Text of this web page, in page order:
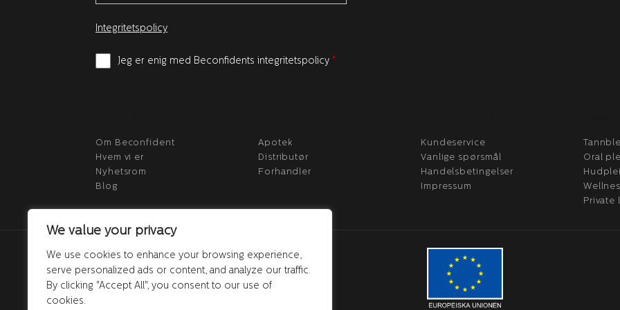
We value your privacy
We use cookies to enhance your browsing experience,
serve personalized ads or content, and analyze our traffic.
By clicking "Accept All", you consent to our use of
cookies.
Integritetspolicy
Jeg er enig med Beconfidents integritetspolicy *
Om Beconfident
Hvem vi er
Nyhetsrom
Blog
Apotek
Distributør
Forhandler
Kundeservice
Vanlige spørsmål
Handelsbetingelser
Impressum
Oral
Private